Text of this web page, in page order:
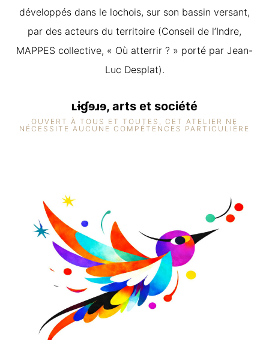
développés dans le lochois, sur son bassin versant,
par des acteurs du territoire (Conseil de l’Indre,
MAPPES collective, « Où atterrir ? » porté par Jean-
Luc Desplat).
ʟɨɠɘɹɘ, arts et société
OUVERT À TOUS ET TOUTES, CET ATELIER NE
NÉCESSITE AUCUNE COMPÉTENCES PARTICULIÈRE